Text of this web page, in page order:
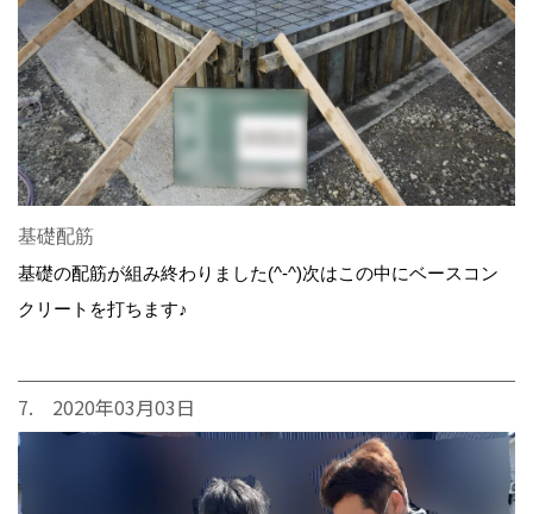
基礎配筋
基礎の配筋が組み終わりました(^-^)次はこの中にベースコン
クリートを打ちます♪
7. 2020年03月03日